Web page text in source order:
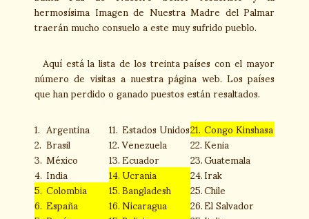
hermosísima Imagen de Nuestra Madre del Palmar
traerán mucho consuelo a este muy sufrido pueblo.
Aquí está la lista de los treinta países con el mayor
número de visitas a nuestra página web. Los países
que han perdido o ganado puestos están resaltados.
1. Argentina 11.Estados Unidos21.Congo Kinshasa
2.Brasil 12.Venezuela 22.Kenia
3.México 13.Ecuador 23.Guatemala
4.India 14.Ucrania 24.Irak
5.Colombia 15.Bangladesh 25.Chile
6.España 16.Nicaragua 26.El Salvador